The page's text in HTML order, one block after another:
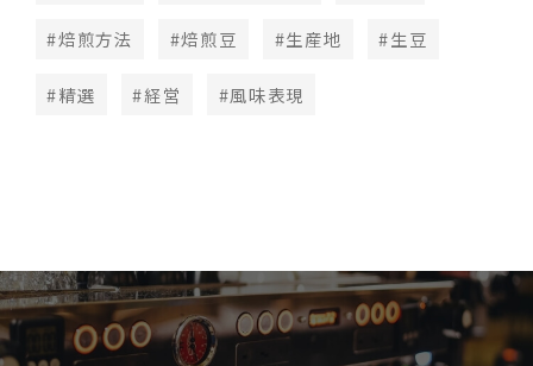
#焙煎方法 #焙煎豆 #生産地 #生豆
#精選 #経営 #風味表現